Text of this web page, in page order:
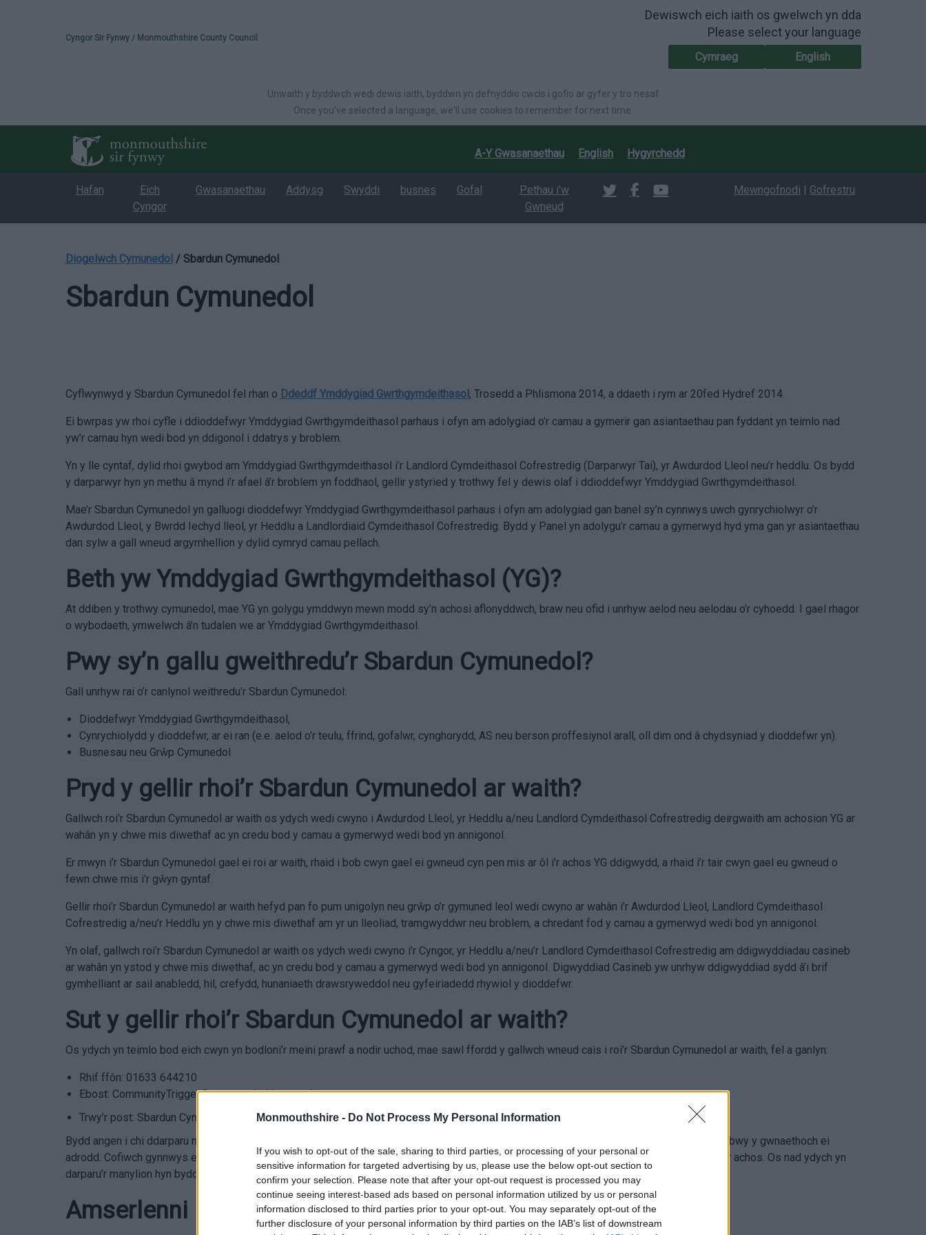
Monmouthshire - Do Not Process My Personal Information
If you wish to opt-out of the sale, sharing to third parties, or processing of your personal or
sensitive information for targeted advertising by us, please use the below opt-out section to
confirm your selection. Please note that after your opt-out request is processed you may
continue seeing interest-based ads based on personal information utilized by us or personal
information disclosed to third parties prior to your opt-out. You may separately opt-out of the
further disclosure of your personal information by third parties on the IAB’s list of downstream
Please select your language
Cyngor Sir Fynwy / Monmouthshire County Council
Dewiswch eich iaith os gwelwch yn dda
Please select your language
Cymraeg English
Unwaith y byddwch wedi dewis iaith, byddwn yn defnyddio cwcis i gofio ar gyfer y tro nesaf
Once you've selected a language, we'll use cookies to remember for next time.
A-Y Gwasanaethau English Hygyrchedd
Hafan
Eich
Cyngor
Gwasanaethau Addysg Swyddi busnes Gofal
Pethau i’w
Gwneud
Mewngofnodi | Gofrestru
Diogelwch Cymunedol / Sbardun Cymunedol
Sbardun Cymunedol
Cyflwynwyd y Sbardun Cymunedol fel rhan o Ddeddf Ymddygiad Gwrthgymdeithasol , Trosedd a Phlismona 2014, a ddaeth i rym ar 20fed Hydref 2014.
Ei bwrpas yw rhoi cyfle i ddioddefwyr Ymddygiad Gwrthgymdeithasol parhaus i ofyn am adolygiad o’r camau a gymerir gan asiantaethau pan fyddant yn teimlo nad
yw’r camau hyn wedi bod yn ddigonol i ddatrys y broblem.
Yn y lle cyntaf, dylid rhoi gwybod am Ymddygiad Gwrthgymdeithasol i’r Landlord Cymdeithasol Cofrestredig (Darparwyr Tai), yr Awdurdod Lleol neu’r heddlu. Os bydd
y darparwyr hyn yn methu â mynd i’r afael â’r broblem yn foddhaol, gellir ystyried y trothwy fel y dewis olaf i ddioddefwyr Ymddygiad Gwrthgymdeithasol.
Mae’r Sbardun Cymunedol yn galluogi dioddefwyr Ymddygiad Gwrthgymdeithasol parhaus i ofyn am adolygiad gan banel sy’n cynnwys uwch gynrychiolwyr o’r
Awdurdod Lleol, y Bwrdd Iechyd lleol, yr Heddlu a Landlordiaid Cymdeithasol Cofrestredig. Bydd y Panel yn adolygu’r camau a gymerwyd hyd yma gan yr asiantaethau
dan sylw a gall wneud argymhellion y dylid cymryd camau pellach.
Beth yw Ymddygiad Gwrthgymdeithasol (YG)?
At ddiben y trothwy cymunedol, mae YG yn golygu ymddwyn mewn modd sy’n achosi aflonyddwch, braw neu ofid i unrhyw aelod neu aelodau o’r cyhoedd. I gael rhagor
o wybodaeth, ymwelwch â’n tudalen we ar Ymddygiad Gwrthgymdeithasol.
Pwy sy’n gallu gweithredu’r Sbardun Cymunedol?
Gall unrhyw rai o’r canlynol weithredu’r Sbardun Cymunedol:
Dioddefwyr Ymddygiad Gwrthgymdeithasol,
Cynrychiolydd y dioddefwr, ar ei ran (e.e. aelod o’r teulu, ffrind, gofalwr, cynghorydd, AS neu berson proffesiynol arall, oll dim ond â chydsyniad y dioddefwr yn).
Busnesau neu Grŵp Cymunedol
Pryd y gellir rhoi’r Sbardun Cymunedol ar waith?
Gallwch roi’r Sbardun Cymunedol ar waith os ydych wedi cwyno i Awdurdod Lleol, yr Heddlu a/neu Landlord Cymdeithasol Cofrestredig deirgwaith am achosion YG ar
wahân yn y chwe mis diwethaf ac yn credu bod y camau a gymerwyd wedi bod yn annigonol.
Er mwyn i’r Sbardun Cymunedol gael ei roi ar waith, rhaid i bob cwyn gael ei gwneud cyn pen mis ar ôl i’r achos YG ddigwydd, a rhaid i’r tair cwyn gael eu gwneud o
fewn chwe mis i’r gŵyn gyntaf.
Gellir rhoi’r Sbardun Cymunedol ar waith hefyd pan fo pum unigolyn neu grŵp o’r gymuned leol wedi cwyno ar wahân i’r Awdurdod Lleol, Landlord Cymdeithasol
Cofrestredig a/neu’r Heddlu yn y chwe mis diwethaf am yr un lleoliad, tramgwyddwr neu broblem, a chredant fod y camau a gymerwyd wedi bod yn annigonol.
Yn olaf, gallwch roi’r Sbardun Cymunedol ar waith os ydych wedi cwyno i’r Cyngor, yr Heddlu a/neu’r Landlord Cymdeithasol Cofrestredig am ddigwyddiadau casineb
ar wahân yn ystod y chwe mis diwethaf, ac yn credu bod y camau a gymerwyd wedi bod yn annigonol. Digwyddiad Casineb yw unrhyw ddigwyddiad sydd â’i brif
gymhelliant ar sail anabledd, hil, crefydd, hunaniaeth drawsryweddol neu gyfeiriadedd rhywiol y dioddefwr.
Sut y gellir rhoi’r Sbardun Cymunedol ar waith?
Os ydych yn teimlo bod eich cwyn yn bodloni’r meini prawf a nodir uchod, mae sawl ffordd y gallwch wneud cais i roi’r Sbardun Cymunedol ar waith, fel a ganlyn:
Rhif ffôn: 01633 644210
Ebost: CommunityTrigger@monmouthshire.gov.uk
Trwy’r post: Sbardun Cymunedol, Cyngor Sir Fynwy, Neuadd Y Sir, Y Rhadyr, Brynbuga, Sir Fynwy, NP15 1GA
Bydd angen i chi ddarparu manylion ynghylch pryd y digwyddodd y digwyddiad, beth ddigwyddodd, y dyddiad y gwnaethoch ei adrodd, ac i bwy y gwnaethoch ei
adrodd. Cofiwch gynnwys enwau’r bobl y gwnaethoch siarad â hwy ac unrhyw rifau cyfeirnod y gallech fod wedi’u cael ar adeg adrodd am yr achos. Os nad ydych yn
darparu’r manylion hyn bydd angen i ni gysylltu â chi er mwyn symud ymlaen gyda’ch cais.
Amserlenni